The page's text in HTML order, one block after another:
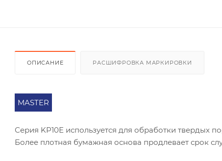
ОПИСАНИЕ РАСШИФРОВКА МАРКИРОВКИ
MASTER
Серия KP10Е используется для обработки твердых
Более плотная бумажная основа продлевает срок